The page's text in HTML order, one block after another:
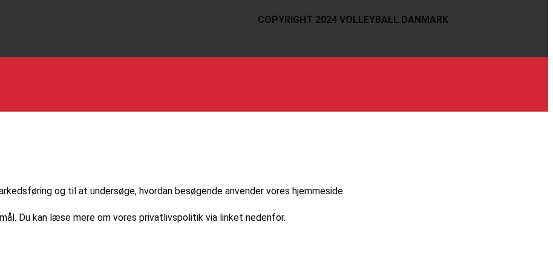
COPYRIGHT 2024 VOLLEYBALL DANMARK
og til at undersøge, hvordan besøgende anvender vores hjemmeside.
Du kan læse mere om vores privatlivspolitik via linket nedenfor.